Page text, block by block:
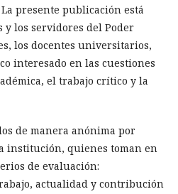
presente publicación está
los servidores del Poder
los docentes universitarios,
interesado en las cuestiones
el trabajo crítico y la
de manera anónima por
institución, quienes toman en
de evaluación:
actualidad y contribución